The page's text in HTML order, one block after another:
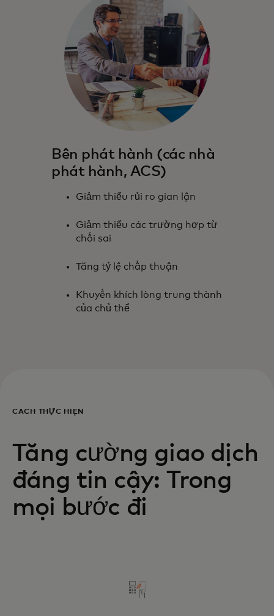
Bên phát hành (các nhà
phát hành, ACS)
Giảm thiểu rủi ro gian lận
Giảm thiểu các trường hợp từ
chối sai
Tăng tỷ lệ chấp thuận
Khuyến khích lòng trung thành
của chủ thể
CÁCH THỰC HIỆN
Tăng cường giao dịch
đáng tin cậy: Trong
mọi bước đi